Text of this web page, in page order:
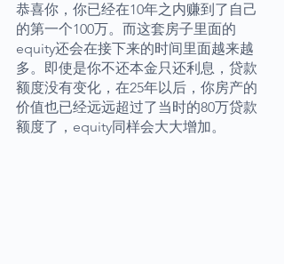
恭喜你，你已经在10年之内赚到了自己
的第一个100万。而这套房子里面的
equity还会在接下来的时间里面越来越
多。即使是你不还本金只还利息，贷款
额度没有变化，在25年以后，你房产的
价值也已经远远超过了当时的80万贷款
额度了，equity同样会大大增加。